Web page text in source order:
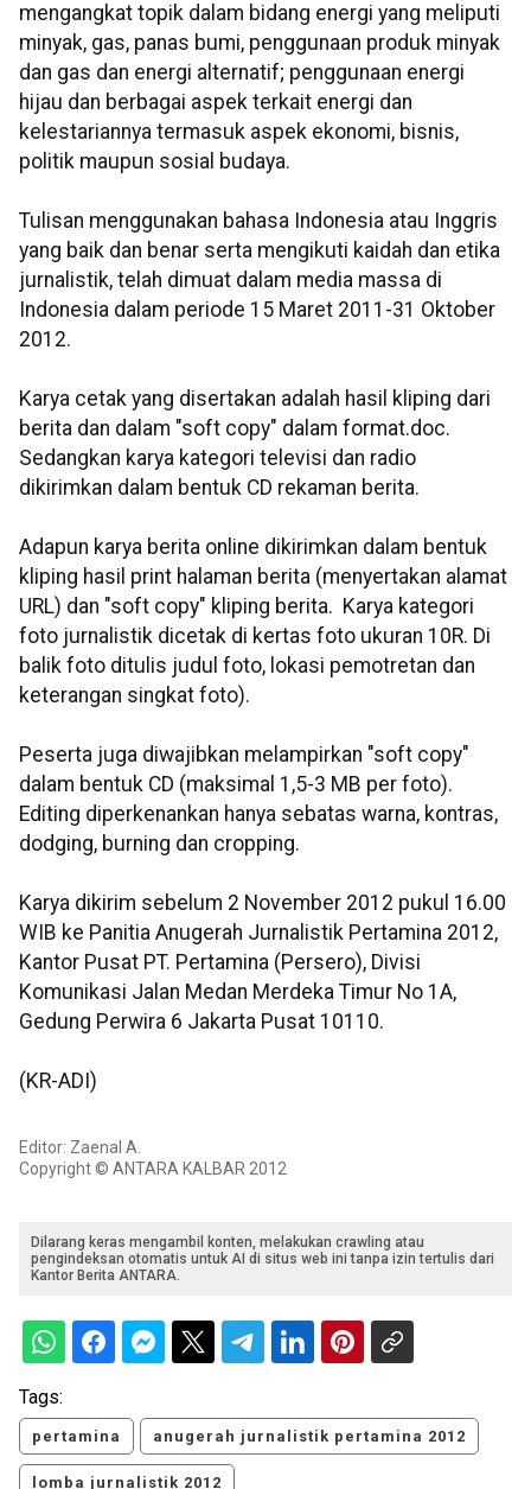
mengangkat topik dalam bidang energi yang meliputi
minyak, gas, panas bumi, penggunaan produk minyak
dan gas dan energi alternatif; penggunaan energi
hijau dan berbagai aspek terkait energi dan
kelestariannya termasuk aspek ekonomi, bisnis,
politik maupun sosial budaya.
Tulisan menggunakan bahasa Indonesia atau Inggris
yang baik dan benar serta mengikuti kaidah dan etika
jurnalistik, telah dimuat dalam media massa di
Indonesia dalam periode 15 Maret 2011-31 Oktober
2012.
Karya cetak yang disertakan adalah hasil kliping dari
berita dan dalam "soft copy" dalam format.doc.
Sedangkan karya kategori televisi dan radio
dikirimkan dalam bentuk CD rekaman berita.
Adapun karya berita online dikirimkan dalam bentuk
kliping hasil print halaman berita (menyertakan alamat
URL) dan "soft copy" kliping berita. Karya kategori
foto jurnalistik dicetak di kertas foto ukuran 10R. Di
balik foto ditulis judul foto, lokasi pemotretan dan
keterangan singkat foto).
Peserta juga diwajibkan melampirkan "soft copy"
dalam bentuk CD (maksimal 1,5-3 MB per foto).
Editing diperkenankan hanya sebatas warna, kontras,
dodging, burning dan cropping.
Karya dikirim sebelum 2 November 2012 pukul 16.00
WIB ke Panitia Anugerah Jurnalistik Pertamina 2012,
Kantor Pusat PT. Pertamina (Persero), Divisi
Komunikasi Jalan Medan Merdeka Timur No 1A,
Gedung Perwira 6 Jakarta Pusat 10110.
(KR-ADI)
Editor: Zaenal A.
Copyright © ANTARA KALBAR 2012
Dilarang keras mengambil konten, melakukan crawling atau
pengindeksan otomatis untuk AI di situs web ini tanpa izin tertulis dari
Kantor Berita ANTARA.
Tags:
pertamina anugerah jurnalistik pertamina 2012
lomba jurnalistik 2012